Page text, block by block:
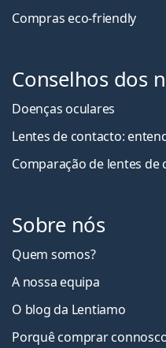
Compras eco-friendly
Conselhos dos
Doenças oculares
Lentes de contacto:
Comparação de lentes de
Sobre nós
Quem somos?
A nossa equipa
O blog da Lentiamo
Porquê comprar